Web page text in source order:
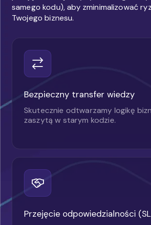
samego kodu), aby zminimalizować
Twojego biznesu.
Bezpieczny transfer wiedzy
Skutecznie odtwarzamy logikę
zaszytą w starym kodzie.
Przejęcie odpowiedzialności